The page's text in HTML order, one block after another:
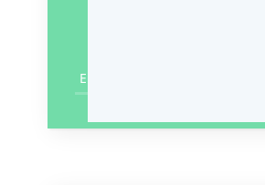
En savoir plus